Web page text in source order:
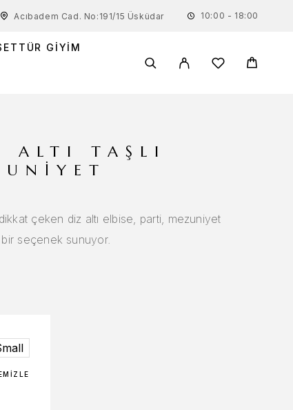
Acıbadem Cad. No:191/15 Üsküdar 10:00 - 18:00
GIYIM
ALTI TAŞLI
çeken diz altı elbise, parti, mezuniyet
seçenek sunuyor.